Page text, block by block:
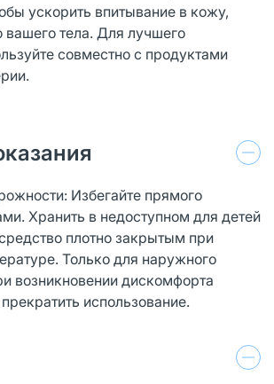
ускорить впитывание в кожу,
вашего тела. Для лучшего
совместно с продуктами
Избегайте прямого
Хранить в недоступном для детей
плотно закрытым при
Только для наружного
возникновении дискомфорта
использование.